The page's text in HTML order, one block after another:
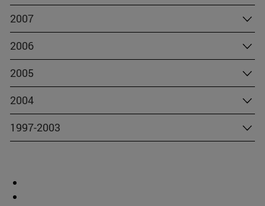
2007
2006
2005
2004
1997-2003